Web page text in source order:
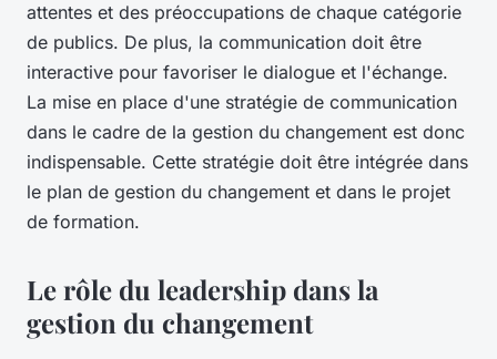
attentes et des préoccupations de chaque catégorie
de publics. De plus, la communication doit être
interactive pour favoriser le dialogue et l'échange.
La mise en place d'une stratégie de communication
dans le cadre de la gestion du changement est donc
indispensable. Cette stratégie doit être intégrée dans
le plan de gestion du changement et dans le projet
de formation.
Le rôle du leadership dans la
gestion du changement